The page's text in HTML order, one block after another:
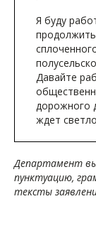
Я буду
Давайте
дорожного
ждет
Департамент
пунктуацию,
тексты